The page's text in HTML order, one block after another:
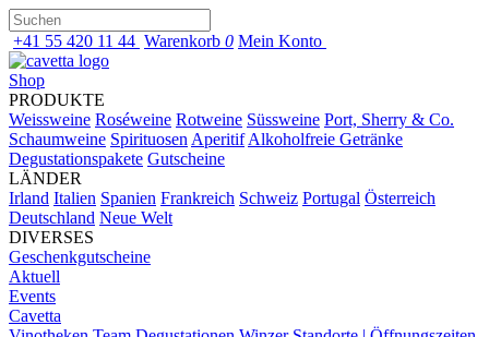
+41 55 420 11 44 Warenkorb 0 Mein Konto
Shop
PRODUKTE
Weissweine Roséweine Rotweine Süssweine Port, Sherry & Co.
Schaumweine Spirituosen Aperitif Alkoholfreie Getränke
Degustationspakete Gutscheine
LÄNDER
Irland Italien Spanien Frankreich Schweiz Portugal Österreich
Deutschland Neue Welt
DIVERSES
Geschenkgutscheine
Aktuell
Events
Cavetta